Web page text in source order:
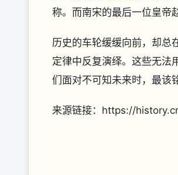
称。而南宋的最后一位皇帝
历史的车轮缓缓向前，却总
定律中反复演绎。这些无法
们面对不可知未来时，最该
来源链接：https://